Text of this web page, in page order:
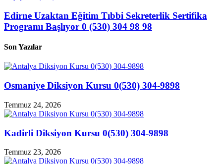
Edirne Uzaktan Eğitim Tıbbi Sekreterlik Sertifika
Programı Başlıyor 0 (530) 304 98 98
Son Yazılar
Osmaniye Diksiyon Kursu 0(530) 304-9898
Temmuz 24, 2026
Kadirli Diksiyon Kursu 0(530) 304-9898
Temmuz 23, 2026